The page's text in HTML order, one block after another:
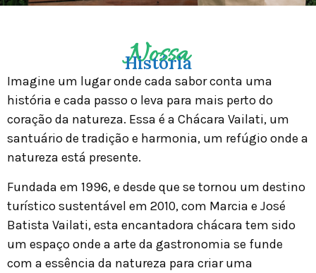
Nossa
História
Imagine um lugar onde cada sabor conta uma
história e cada passo o leva para mais perto do
coração da natureza. Essa é a Chácara Vailati, um
santuário de tradição e harmonia, um refúgio onde a
natureza está presente.
Fundada em 1996, e desde que se tornou um destino
turístico sustentável em 2010, com Marcia e José
Batista Vailati, esta encantadora chácara tem sido
um espaço onde a arte da gastronomia se funde
com a essência da natureza para criar uma